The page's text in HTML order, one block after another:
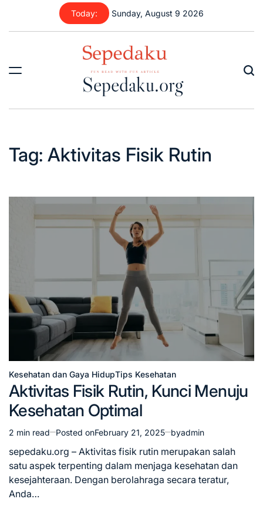
content
Today: Sunday, August 9 2026
Sepedaku.org
Tag: Aktivitas Fisik Rutin
Posted
in
Kesehatan dan Gaya HidupTips Kesehatan
Aktivitas Fisik Rutin, Kunci Menuju
Kesehatan Optimal
Estimated
read
time
2 min read Posted onFebruary 21, 2025 byadmin
sepedaku.org – Aktivitas fisik rutin merupakan salah
satu aspek terpenting dalam menjaga kesehatan dan
kesejahteraan. Dengan berolahraga secara teratur,
Anda…